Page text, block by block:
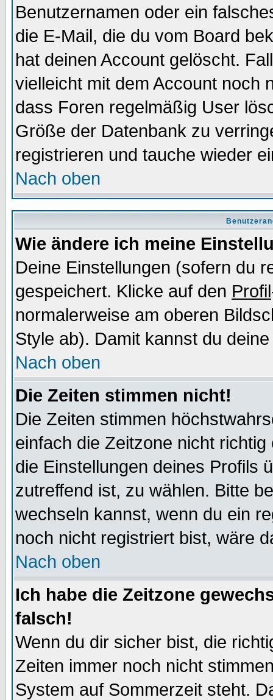
Benutzernamen oder ein
die E-Mail, die du vom Board
hat deinen Account gelöscht.
vielleicht mit dem Account noch
dass Foren regelmäßig User
Größe der Datenbank zu
registrieren und tauche wieder
Nach oben
Wie ändere ich meine
Deine Einstellungen (sofern du
gespeichert. Klicke auf den Profil
normalerweise am oberen
Style ab). Damit kannst du
Nach oben
Die Zeiten stimmen nicht!
Die Zeiten stimmen
einfach die Zeitzone nicht
die Einstellungen deines Profils
zutreffend ist, zu wählen. Bitte
wechseln kannst, wenn du ein
noch nicht registriert bist, wäre
Nach oben
Ich habe die Zeitzone
falsch!
Wenn du dir sicher bist, die
Zeiten immer noch nicht
System auf Sommerzeit steht.